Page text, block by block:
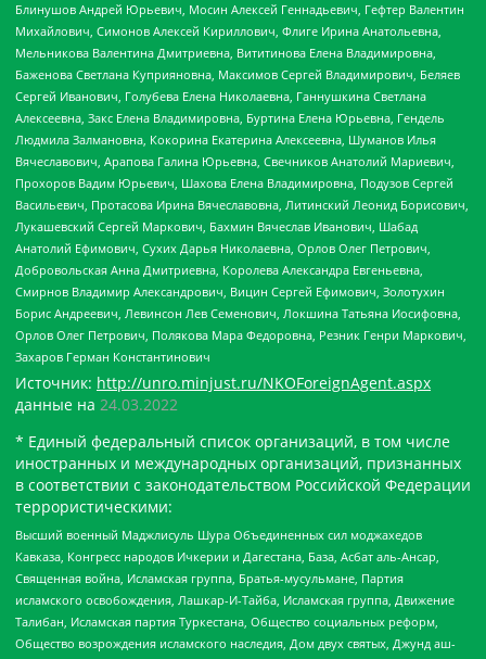
Блинушов Андрей Юрьевич, Мосин Алексей Геннадьевич, Гефтер Валентин
Михайлович, Симонов Алексей Кириллович, Флиге Ирина Анатольевна,
Мельникова Валентина Дмитриевна, Вититинова Елена Владимировна,
Баженова Светлана Куприяновна, Максимов Сергей Владимирович, Беляев
Сергей Иванович, Голубева Елена Николаевна, Ганнушкина Светлана
Алексеевна, Закс Елена Владимировна, Буртина Елена Юрьевна, Гендель
Людмила Залмановна, Кокорина Екатерина Алексеевна, Шуманов Илья
Вячеславович, Арапова Галина Юрьевна, Свечников Анатолий Мариевич,
Прохоров Вадим Юрьевич, Шахова Елена Владимировна, Подузов Сергей
Васильевич, Протасова Ирина Вячеславовна, Литинский Леонид Борисович,
Лукашевский Сергей Маркович, Бахмин Вячеслав Иванович, Шабад
Анатолий Ефимович, Сухих Дарья Николаевна, Орлов Олег Петрович,
Добровольская Анна Дмитриевна, Королева Александра Евгеньевна,
Смирнов Владимир Александрович, Вицин Сергей Ефимович, Золотухин
Борис Андреевич, Левинсон Лев Семенович, Локшина Татьяна Иосифовна,
Орлов Олег Петрович, Полякова Мара Федоровна, Резник Генри Маркович,
Захаров Герман Константинович
Источник: http://unro.minjust.ru/NKOForeignAgent.aspx
данные на 24.03.2022
* Единый федеральный список организаций, в том числе
иностранных и международных организаций, признанных
в соответствии с законодательством Российской Федерации
террористическими:
Высший военный Маджлисуль Шура Объединенных сил моджахедов
Кавказа, Конгресс народов Ичкерии и Дагестана, База, Асбат аль-Ансар,
Священная война, Исламская группа, Братья-мусульмане, Партия
исламского освобождения, Лашкар-И-Тайба, Исламская группа, Движение
Талибан, Исламская партия Туркестана, Общество социальных реформ,
Общество возрождения исламского наследия, Дом двух святых, Джунд аш-